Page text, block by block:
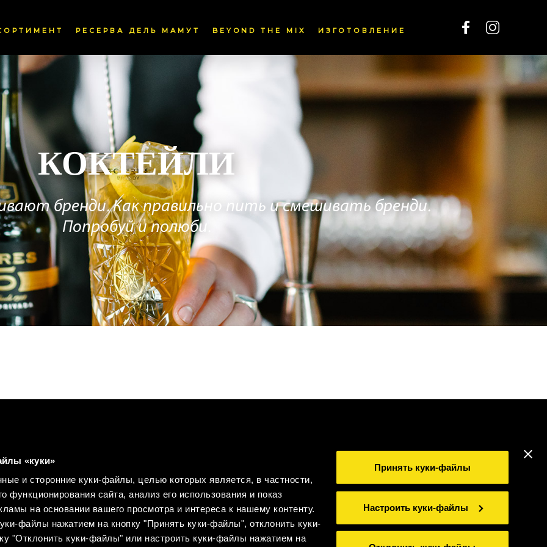
«куки»
и сторонние куки-файлы, целью которых является, в частности,
функционирования сайта, анализ его использования и показ
на основании вашего просмотра и интереса к нашему контенту.
файлы нажатием на кнопку "Принять куки-файлы", отклонить куки-
"Отклонить куки-файлы" или настроить куки-файлы нажатием на
Принять куки-файлы
Настроить куки-файлы
РЕСЕРВА ДЕЛЬ МАМУТ BEYOND THE MIX ИЗГОТОВЛЕНИЕ
КОКТЕЙЛИ
бренди. Как правильно пить и смешивать бренди.
Попробуй и полюби.
ПЕЙТЕ ОТВЕТСТВЕННО
Whistleblowing
Юридическая информация
Конфиденциальность
Политика использования cookies
©2026 Miguel Torres S.A. Все права защищены.